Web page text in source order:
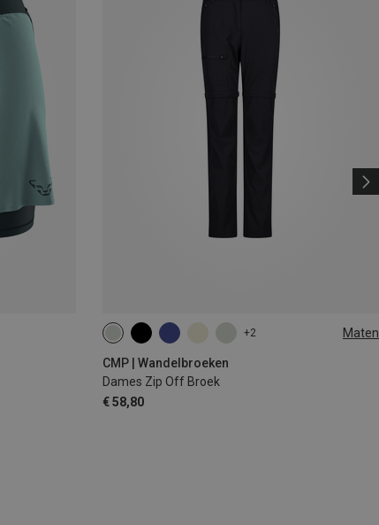
+2 Maten
CMP | Wandelbroeken
Dames Zip Off Broek
€ 58,80